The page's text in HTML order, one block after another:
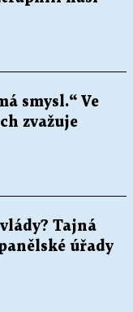
smysl.“ Ve
zvažuje
Tajná
úřady